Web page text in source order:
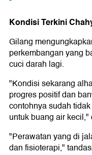
Kondisi Terkini
Gilang
perkembangan yang
cuci darah lagi.
"Kondisi sekarang
progres positif dan
contohnya sudah
untuk buang air kecil,"
"Perawatan yang di
dan fisioterapi,"